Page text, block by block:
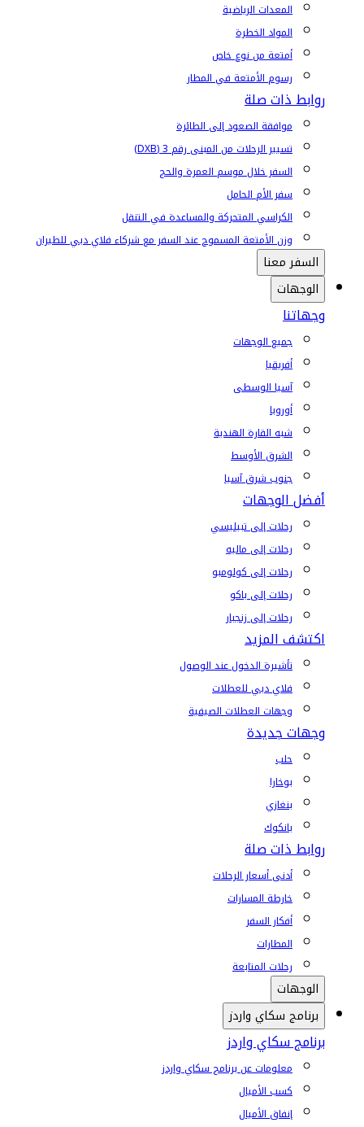
المعدات الرياضية
المواد الخطرة
أمتعة من نوع خاص
رسوم الأمتعة في المطار
روابط ذات صلة
موافقة الصعود إلى الطائرة
تسيير الرحلات من المبنى رقم 3 (DXB)
السفر خلال موسم العمرة والحج
سفر الأم الحامل
الكراسي المتحركة والمساعدة في التنقل
وزن الأمتعة المسموح عند السفر مع شركاء فلاي دبي للطيران
السفر معنا
الوجهات
وجهاتنا
جميع الوجهات
أفريقيا
آسيا الوسطى
أوروبا
شبه القارة الهندية
الشرق الأوسط
جنوب شرق آسيا
أفضل الوجهات
رحلات إلى تبيليسي
رحلات إلى ماليه
رحلات إلى كولومبو
رحلات إلى باكو
رحلات إلى زنجبار
اكتشف المزيد
تأشيرة الدخول عند الوصول
فلاي دبي للعطلات
وجهات العطلات الصيفية
وجهات جديدة
حلب
بوخارا
بنغازي
بانكوك
روابط ذات صلة
أدنى أسعار الرحلات
خارطة المسارات
أفكار السفر
المطارات
رحلات المتابعة
الوجهات
برنامج سكاي واردز
برنامج سكاي واردز
معلومات عن برنامج سكاي واردز
كسب الأميال
إنفاق الأميال